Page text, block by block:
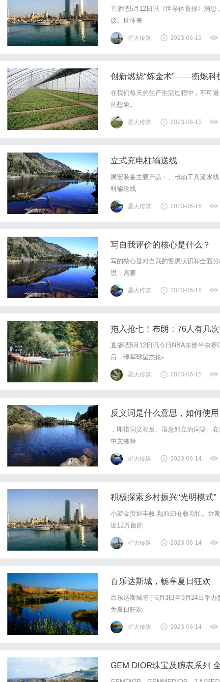
直播吧5月12日讯《世界体育报》消
议。世体表
星火传媒 2023-06-15
创新燃烧“炼金术”——衡燃科
在我们每天的生产生活过程中，不可
的想象。
星火传媒 2023-06-15
立式充电柱输送线
展宏装备主要产品：、电动工具流水
料输送线
星火传媒 2023-06-16
写自我评价的核心是什么？
写的核心是对自我的客观认识和全面
思，需要
星火传媒 2023-06-16
拖入抢七！布朗：76人有几
直播吧5月12日讯今日NBA东部半决
后，绿军球星杰伦-
星火传媒 2023-06-15
反义词是什么意思，如何使
，即指词义相反、语意对立的词语。
中文独特
星火传媒 2023-06-14
积极探索乡村振兴“光明模式
小麦金黄迎丰收,颗粒归仓收割忙。近
近12万亩的
星火传媒 2023-06-14
百乐达斯城，畅享夏日狂欢
百乐达斯城将于6月3日至9月24日举
为夏日狂欢
星火传媒 2023-06-14
GEM DIOR珠宝及腕表系列